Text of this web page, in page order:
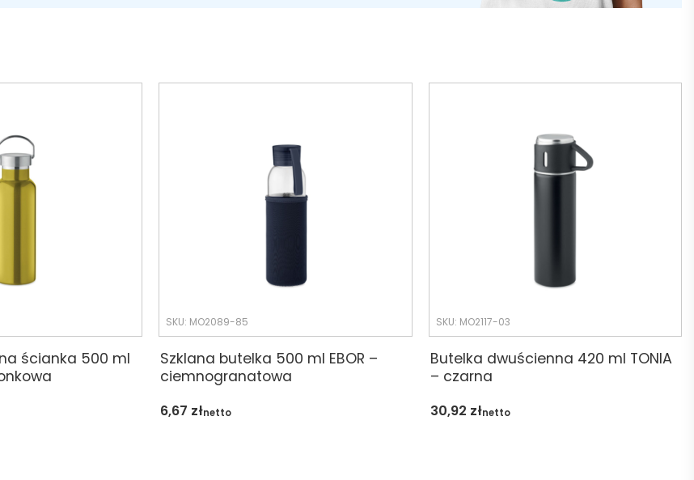
ścianka 500 ml
SKU: MO2089-85
Szklana butelka 500 ml EBOR –
ciemnogranatowa
6,67 złnetto
SKU: MO2117-03
Butelka dwuścienna 420 ml TONIA
– czarna
30,92 złnetto